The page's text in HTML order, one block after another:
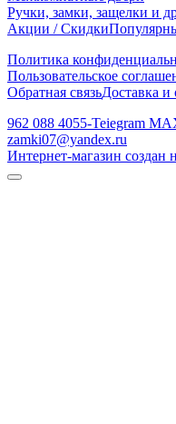
Ручки, замки, защелки и
Акции / Скидки
Политика
Пользовательское
Обратная связьДоставка и
962 088 4055-Teiegram
zamki07@yandex.ru
Интернет-магазин создан